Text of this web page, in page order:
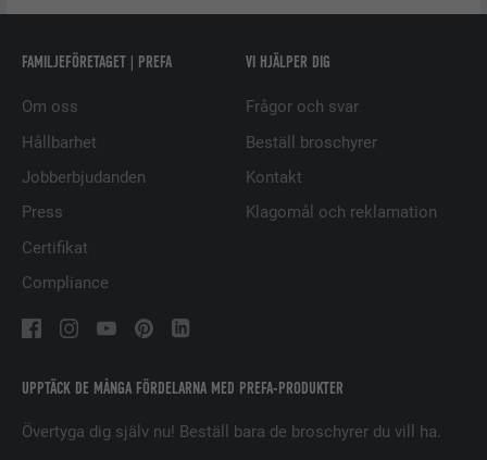
UPPTÄCK DE MÅNGA FÖRDELARNA MED PREFA-PRODUKTER
Övertyga dig själv nu! Beställ bara de broschyrer du vill ha.
FAMILJEFÖRETAGET | PREFA
Om oss
Hållbarhet
Jobberbjudanden
Press
Certifikat
Compliance
VI HJÄLPER DIG
Frågor och svar
Beställ broschyrer
Kontakt
Klagomål och reklamation
PROCEDUR Session
Ställs in av LinkedIn när en webbsida
EFTERNAMN
PROCEDUR
Används av den sociala
spåra användningen av inbäddade